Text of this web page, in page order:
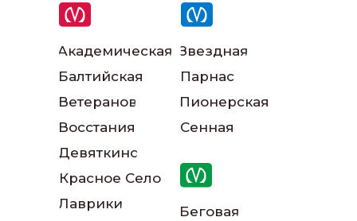
Академическая
Балтийская
Ветеранов
Восстания
Девяткино
Лаврики
Звездная
Пионерская
Парнас
Сенная
Беговая
Красное Село
Наши инструкторы